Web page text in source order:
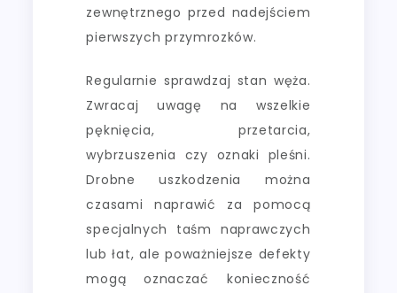
zewnętrznego przed nadejściem
pierwszych przymrozków.
Regularnie sprawdzaj stan węża.
Zwracaj uwagę na wszelkie
pęknięcia, przetarcia,
wybrzuszenia czy oznaki pleśni.
Drobne uszkodzenia można
czasami naprawić za pomocą
specjalnych taśm naprawczych
lub łat, ale poważniejsze defekty
mogą oznaczać konieczność